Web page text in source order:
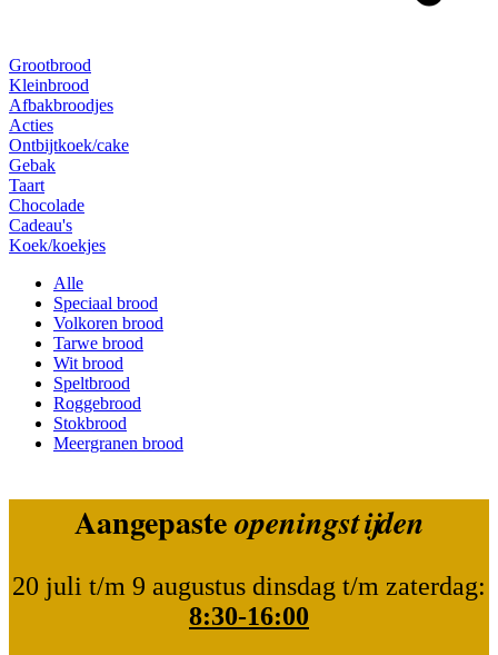
Grootbrood
Kleinbrood
Afbakbroodjes
Acties
Ontbijtkoek/cake
Gebak
Taart
Chocolade
Cadeau's
Koek/koekjes
Alle
Speciaal brood
Volkoren brood
Tarwe brood
Wit brood
Speltbrood
Roggebrood
Stokbrood
Meergranen brood
Aangepasteopeningstijden
20 juli t/m 9 augustus dinsdag t/m zaterdag:
8:30-16:00